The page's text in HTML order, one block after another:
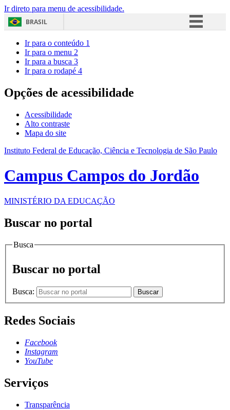
Ir direto para menu de acessibilidade.
BRASIL
Acesso à informação
Ir para o conteúdo 1
Ir para o menu 2
Ir para a busca 3
Ir para o rodapé 4
Opções de acessibilidade
Acessibilidade
Alto contraste
Mapa do site
Instituto Federal de Educação, Ciência e Tecnologia de São Paulo
Campus Campos do Jordão
MINISTÉRIO DA EDUCAÇÃO
Buscar no portal
Busca
Buscar no portal
Busca: Buscar
Redes Sociais
Facebook
Instagram
YouTube
Serviços
Transparência